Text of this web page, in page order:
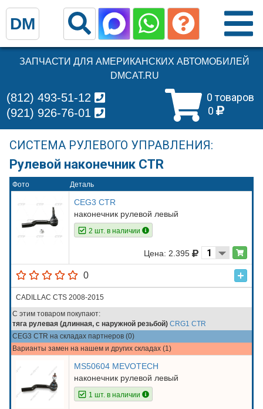
ЗАПЧАСТИ ДЛЯ АМЕРИКАНСКИХ АВТОМОБИЛЕЙ
DMCAT.RU
0 товаров
0
(812) 493-51-12
(921) 926-76-01
СИСТЕМА РУЛЕВОГО УПРАВЛЕНИЯ:
Рулевой наконечник CTR
Фото Деталь
CEG3 CTR
наконечник рулевой левый
2 шт. в наличии
Цена: 2.395
0
CADILLAC CTS 2008-2015
С этим товаром покупают:
тяга рулевая (длинная, с наружной резьбой) CRG1 CTR
CEG3 CTR на складах партнеров (0)
Варианты замен на нашем и других складах (1)
MS50604 MEVOTECH
наконечник рулевой левый
1 шт. в наличии
DM